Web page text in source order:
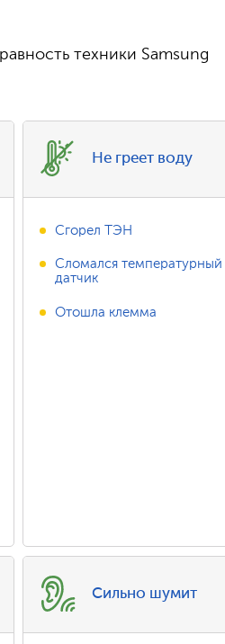
техники Samsung
Не греет воду
Сгорел ТЭН
Сломался температурный
датчик
Отошла клемма
Сильно шумит